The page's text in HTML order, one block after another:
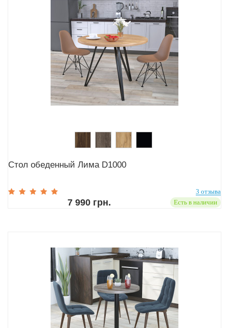
Стол обеденный Лима D1000
3 отзыва
7 990 грн. Есть в наличии